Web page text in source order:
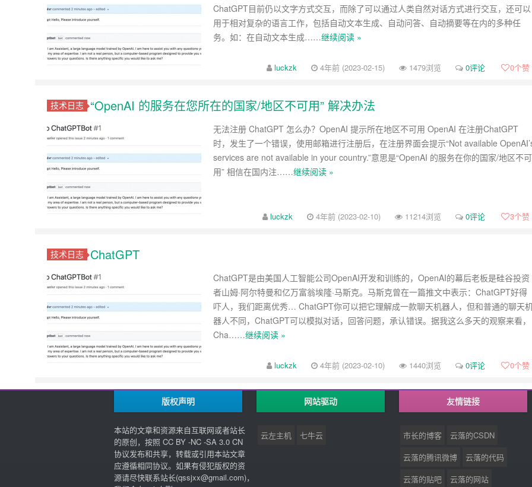
ChatGPT目前仍以文字方式交互，而除了可以通过人类自然对话方式进行交互，还可以
用于相对复杂的语言工作，包括自动文本生成、自动问答、自动摘要等在内的多种任
务。如：在自动文本生成……继续阅读 »
luckzk 4年前 (2023-02-15) 1479浏览 0评论 0个赞
技术日志 “OpenAI 的服务在您所在的国家/地区不可用” 解决办法
无法注册 ChatGPT 怎么办？OpenAI 提示所在地区不可用 OpenAI 在注册ChatGPT
时，发生了一个错误，使用邮箱进行注册后，在注册界面会提示“Not available
services are not available in your country.”意思是“OpenAI 的服务在你的国家/地区不可
用” 相信在国内注……继续阅读 »
luckzk 4年前 (2023-02-10) 11214浏览 0评论 3个赞
技术日志 ChatGPT
ChatGPT是由美国人工智能公司OpenAI开发和训练的，OpenAI的幕后老板是硅谷投资
者山姆·阿尔特曼和亿万富翁埃隆·马斯克。马斯克曾在一篇推文中表示：ChatGPT好得
吓人，我们距离优秀… ChatGPT你可以把它理解成一款聊天机器人，但和普通的聊天
器人不同，ChatGPT可以模拟对话，回答问题，承认错误。据我这么多天的观察来看，
Cha……继续阅读 »
luckzk 4年前 (2023-02-10) 1440浏览 0评论 0个赞
版权声明
本站的文章和资源来自互联网或者站长
的原创，按照 CC BY -NC -SA 3.0 CN
协议发布和共享，转载或引用本站文章
应遵循相同协议。如果有侵犯版权的资
源请尽快联系站长(qssjxx@gmail.com)，
网站驱动
云左主机 七牛云
友情链接
市长的博客
云落的CSDN
云落的腾讯微博
云落的代码
云落的贴吧
云落的网站